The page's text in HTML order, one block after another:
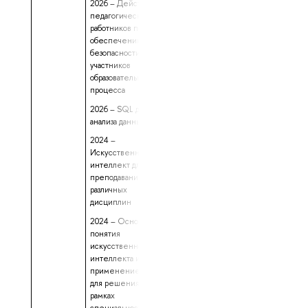
2026 – Действия
педагогических
работников по
обеспечению
безопасности
участников
образовательного
процесса
2026 – SQL для
анализа данных
2024 –
Искусственный
интеллект для
преподавания
различных
дисциплин
2024 – Основные
понятия
искусственного
интеллекта и
применение его
для решения задач в
рамках